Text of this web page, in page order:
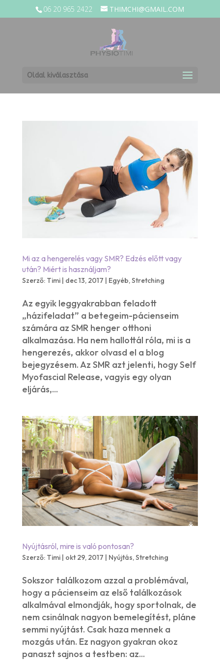
06 20 965 2422 THIMCHI@GMAIL.COM
Oldal kiválasztása
Mi az a hengerelés vagy SMR? Edzés előtt vagy
után? Miért is használjam?
Szerző: Timi| dec 13, 2017 | Egyéb,Stretching
Az egyik leggyakrabban feladott
„házifeladat” a betegeim-pácienseim
számára az SMR henger otthoni
alkalmazása. Ha nem hallottál róla, mi is a
hengerezés, akkor olvasd el a blog
bejegyzésem. Az SMR azt jelenti, hogy Self
Myofascial Release, vagyis egy olyan
eljárás,...
Nyújtásról, mire is való pontosan?
Szerző: Timi| okt 29, 2017 | Nyújtás,Stretching
Sokszor találkozom azzal a problémával,
hogy a pácienseim az első találkozások
alkalmával elmondják, hogy sportolnak, de
nem csinálnak nagyon bemelegítést, pláne
semmi nyújtást. Csak haza mennek a
mozgás után. Ez nagyon gyakran okoz
panaszt sajnos a testben: az...